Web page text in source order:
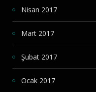
Nisan 2017
Mart 2017
Şubat 2017
Ocak 2017